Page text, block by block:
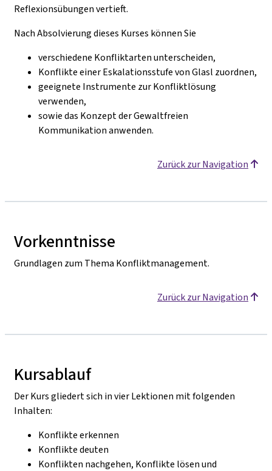
Reflexionsübungen vertieft.
Nach Absolvierung dieses Kurses können Sie
verschiedene Konfliktarten unterscheiden,
Konflikte einer Eskalationsstufe von Glasl zuordnen,
geeignete Instrumente zur Konfliktlösung
verwenden,
sowie das Konzept der Gewaltfreien
Kommunikation anwenden.
Zurück zur Navigation
Vorkenntnisse
Grundlagen zum Thema Konfliktmanagement.
Zurück zur Navigation
Kursablauf
Der Kurs gliedert sich in vier Lektionen mit folgenden
Inhalten:
Konflikte erkennen
Konflikte deuten
Konflikten nachgehen, Konflikte lösen und